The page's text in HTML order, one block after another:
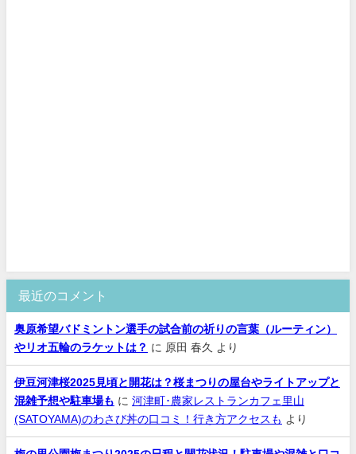
最近のコメント
奥原希望バドミントン選手の試合前の祈りの言葉（ルーティン）
やリオ五輪のラケットは？ に 原田 春久 より
伊豆河津桜2025見頃と開花は？桜まつりの屋台やライトアップと
混雑予想や駐車場も に 河津町･農家レストランカフェ里山
(SATOYAMA)のわさび丼の口コミ！行き方アクセスも
より